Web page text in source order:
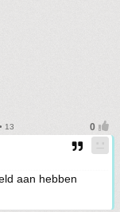
13
aan hebben